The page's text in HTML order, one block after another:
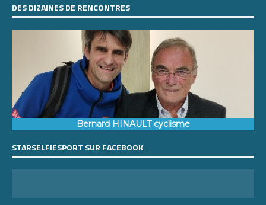
DES DIZAINES DE RENCONTRES
Bernard HINAULT cyclisme
STARSELFIESPORT SUR FACEBOOK